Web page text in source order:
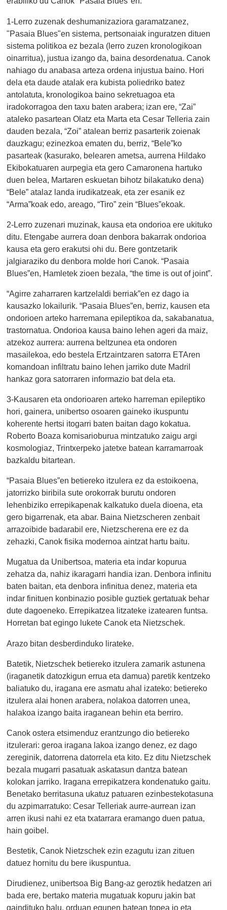
1-Lerro zuzenak deshumanizaziora garamatzanez,
"Pasaia Blues"en sistema, pertsonaiak inguratzen dituen
sistema politikoa ez bezala (lerro zuzen kronologikoan
oinarritua), justua izango da, baina desordenatua. Canok
nahiago du anabasa arteza ordena injustua baino. Hori
dela eta daude atalak era kubista poliedriko batez
antolatuta, kronologikoa baino sekretuagoa eta
iradokorragoa den taxu baten arabera; izan ere, “Zai”
ataleko pasartean Olatz eta Marta eta Cesar Telleria zain
dauden bezala, “Zoi” atalean berriz pasarterik zoienak
dauzkagu; ezinezkoa ematen du, berriz, “Bele”ko
pasarteak (kasurako, belearen ametsa, aurrena Hildako
Ekibokatuaren aurpegia eta gero Camaronena hartuko
duen belea, Martaren eskuetan bihotz bilakatuko dena)
“Bele” atalaz landa irudikatzeak, eta zer esanik ez
“Arma”koak edo, areago, “Tiro” zein “Blues”ekoak.
2-Lerro zuzenari muzinak, kausa eta ondorioa ere ukituko
ditu. Etengabe aurrera doan denbora bakarrak ondorioa
kausa eta gero erakutsi ohi du. Bere gontzetarik
jalgiaraziko du denbora molde hori Canok. “Pasaia
Blues”en, Hamletek zioen bezala, “the time is out of joint”.
“Agirre zaharraren kartzelaldi berriak”en ez dago ia
kausazko lokailurik. “Pasaia Blues”en, berriz, kausen eta
ondorioen arteko harremana epileptikoa da, sakabanatua,
trastornatua. Ondorioa kausa baino lehen ageri da maiz,
atzekoz aurrera: aurrena beltzunea eta ondoren
masailekoa, edo bestela Ertzaintzaren satorra ETAren
komandoan infiltratu baino lehen jarriko dute Madril
hankaz gora satorraren informazio bat dela eta.
3-Kausaren eta ondorioaren arteko harreman epileptiko
hori, gainera, unibertso osoaren gaineko ikuspuntu
koherente hertsi itogarri baten baitan dago kokatua.
Roberto Boaza komisarioburua mintzatuko zaigu argi
kosmologiaz, Trintxerpeko jatetxe batean karramarroak
bazkaldu bitartean.
“Pasaia Blues”en betiereko itzulera ez da estoikoena,
jatorrizko biribila sute orokorrak burutu ondoren
lehenbiziko errepikapenak kalkatuko duela dioena, eta
gero bigarrenak, eta abar. Baina Nietzscheren zenbait
arrazoibide badarabil ere, Nietzscherena ere ez da
zehazki, Canok fisika modernoa aintzat hartu baitu.
Mugatua da Unibertsoa, materia eta indar kopurua
zehatza da, nahiz ikaragarri handia izan. Denbora infinitu
baten baitan, eta denbora infinitua denez, materia eta
indar finituen konbinazio posible guztiek gertatuak behar
dute dagoeneko. Errepikatzea litzateke izatearen funtsa.
Horretan bat egingo lukete Canok eta Nietzschek.
Arazo bitan desberdinduko lirateke.
Batetik, Nietzschek betiereko itzulera zamarik astunena
(iraganetik datozkigun errua eta damua) paretik kentzeko
baliatuko du, iragana ere asmatu ahal izateko: betiereko
itzulera alai honen arabera, nolakoa datorren unea,
halakoa izango baita iraganean behin eta berriro.
Canok ostera etsimenduz erantzungo dio betiereko
itzulerari: geroa iragana lakoa izango denez, ez dago
zereginik, datorrena datorrela eta kito. Ez ditu Nietzschek
bezala mugarri pasatuak askatasun dantza batean
kolokan jarriko. Iragana errepikatzera kondenatuko gaitu.
Benetako berritasuna ukatuz patuaren ezinbestekotasuna
du azpimarratuko: Cesar Telleriak aurre-aurrean izan
arren ikusi nahi ez eta txatarrara eramango duen patua,
hain goibel.
Bestetik, Canok Nietzschek ezin ezagutu izan zituen
datuez hornitu du bere ikuspuntua.
Dirudienez, unibertsoa Big Bang-az geroztik hedatzen ari
bada ere, bertako materia mugatuak kopuru jakin bat
gaindituko balu, orduan egunen batean topea jo eta